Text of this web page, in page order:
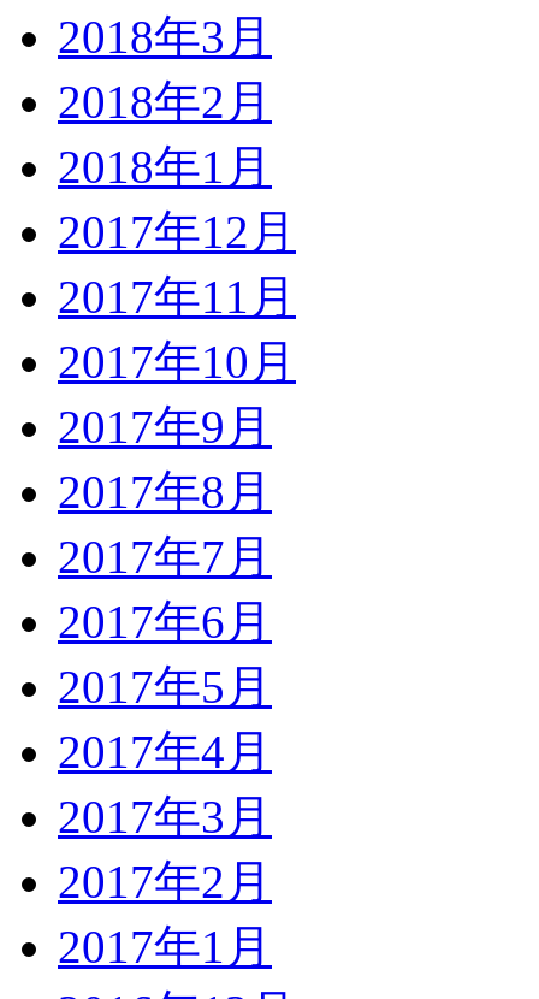
2018年3月
2018年2月
2018年1月
2017年12月
2017年11月
2017年10月
2017年9月
2017年8月
2017年7月
2017年6月
2017年5月
2017年4月
2017年3月
2017年2月
2017年1月